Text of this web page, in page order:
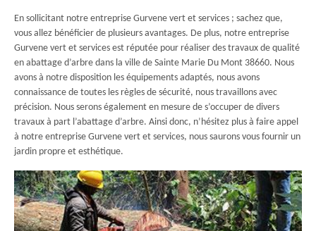
En sollicitant notre entreprise Gurvene vert et services ; sachez que,
vous allez bénéficier de plusieurs avantages. De plus, notre entreprise
Gurvene vert et services est réputée pour réaliser des travaux de qualité
en abattage d’arbre dans la ville de Sainte Marie Du Mont 38660. Nous
avons à notre disposition les équipements adaptés, nous avons
connaissance de toutes les règles de sécurité, nous travaillons avec
précision. Nous serons également en mesure de s’occuper de divers
travaux à part l’abattage d’arbre. Ainsi donc, n’hésitez plus à faire appel
à notre entreprise Gurvene vert et services, nous saurons vous fournir un
jardin propre et esthétique.